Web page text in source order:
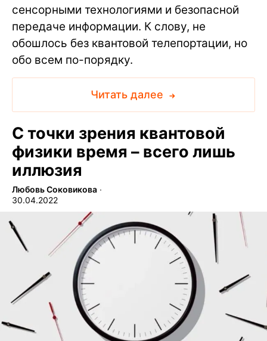
сенсорными технологиями и безопасной
передаче информации. К слову, не
обошлось без квантовой телепортации, но
обо всем по-порядку.
Читать далее
С точки зрения квантовой
физики время – всего лишь
иллюзия
Любовь Соковикова ∙
30.04.2022